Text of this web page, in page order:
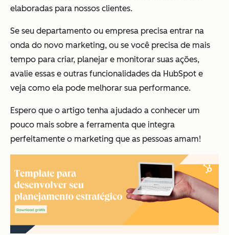
elaboradas para nossos clientes.
Se seu departamento ou empresa precisa entrar na
onda do novo marketing, ou se você precisa de mais
tempo para criar, planejar e monitorar suas ações,
avalie essas e outras funcionalidades da HubSpot e
veja como ela pode melhorar sua performance.
Espero que o artigo tenha ajudado a conhecer um
pouco mais sobre a ferramenta que integra
perfeitamente o marketing que as pessoas amam!